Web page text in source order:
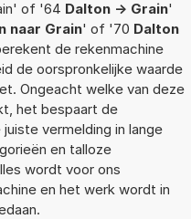
of '64 Dalton -> Grain'
naar Grain' of '70 Dalton
de rekenmachine
de oorspronkelijke waarde
Ongeacht welke van deze
het bespaart de
vermelding in lange
en talloze
wordt voor ons
en het werk wordt in